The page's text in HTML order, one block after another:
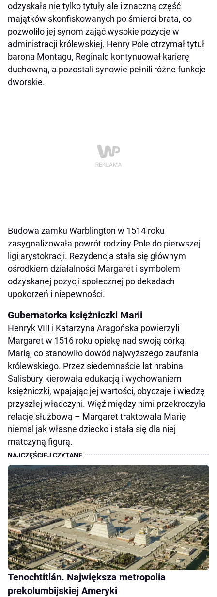
odzyskała nie tylko tytuły ale i znaczną część
majątków skonfiskowanych po śmierci brata, co
pozwoliło jej synom zająć wysokie pozycje w
administracji królewskiej. Henry Pole otrzymał tytuł
barona Montagu, Reginald kontynuował karierę
duchowną, a pozostali synowie pełnili różne funkcje
dworskie.
Budowa zamku Warblington w 1514 roku
zasygnalizowała powrót rodziny Pole do pierwszej
ligi arystokracji. Rezydencja stała się głównym
ośrodkiem działalności Margaret i symbolem
odzyskanej pozycji społecznej po dekadach
upokorzeń i niepewności.
Gubernatorka księżniczki Marii
Henryk VIII i Katarzyna Aragońska powierzyli
Margaret w 1516 roku opiekę nad swoją córką
Marią, co stanowiło dowód najwyższego zaufania
królewskiego. Przez siedemnaście lat hrabina
Salisbury kierowała edukacją i wychowaniem
księżniczki, wpajając jej wartości, obyczaje i wiedzę
przyszłej władczyni. Więź między nimi przekroczyła
relację służbową – Margaret traktowała Marię
niemal jak własne dziecko i stała się dla niej
matczyną figurą.
Tenochtitlán. Największa metropolia
prekolumbijskiej Ameryki